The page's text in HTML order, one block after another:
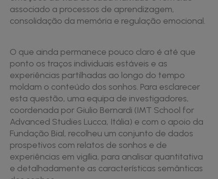
associado a processos de aprendizagem,
consolidação da memória e regulação emocional.
O que ainda permanece pouco claro é até que
ponto os traços individuais estáveis e as
experiências partilhadas ao longo do tempo
moldam o conteúdo dos sonhos. Para esclarecer
esta questão, uma equipa de investigadores,
coordenada por Giulio Bernardi (IMT School for
Advanced Studies Lucca, Itália) e com o apoio da
Fundação Bial, recolheu um conjunto de dados
prospetivos com relatos de sonhos e de
experiências em vigília, para analisar quantitativa
e detalhadamente as características semânticas